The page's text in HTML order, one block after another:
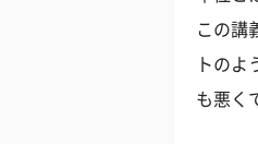
この講
トのよ
も悪く